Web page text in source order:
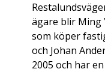
ägare blir Ming
som köper
och Johan
2005 och har